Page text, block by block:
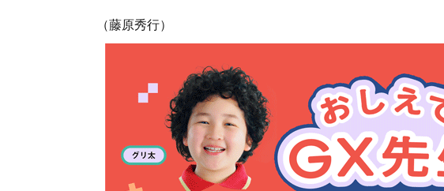
（藤原秀行）